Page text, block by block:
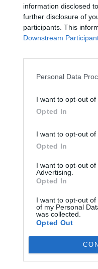
information disclosed
further disclosure of
participants. This
Downstream
Personal Data
I want to opt-out of
Opted In
I want to opt-out of
Opted In
I want to opt-out
Advertising.
Opted In
I want to opt-out
of my Personal
was collected.
Opted Out